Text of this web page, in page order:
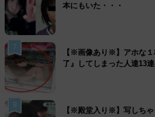
本にもいた・・・
7
【※画像あり※】アホな
了』してしまった人達13連
8
【※殿堂入り※】写しち